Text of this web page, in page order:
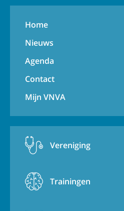
Home
Nieuws
Agenda
Contact
Mijn VNVA
Vereniging
Trainingen